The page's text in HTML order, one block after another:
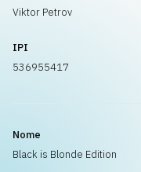
Viktor Petrov
IPI
536955417
Nome
Black is Blonde Edition